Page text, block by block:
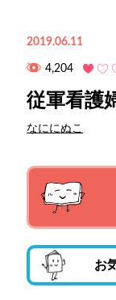
2019.06.11
4,204
従軍看護
なににぬこ
お